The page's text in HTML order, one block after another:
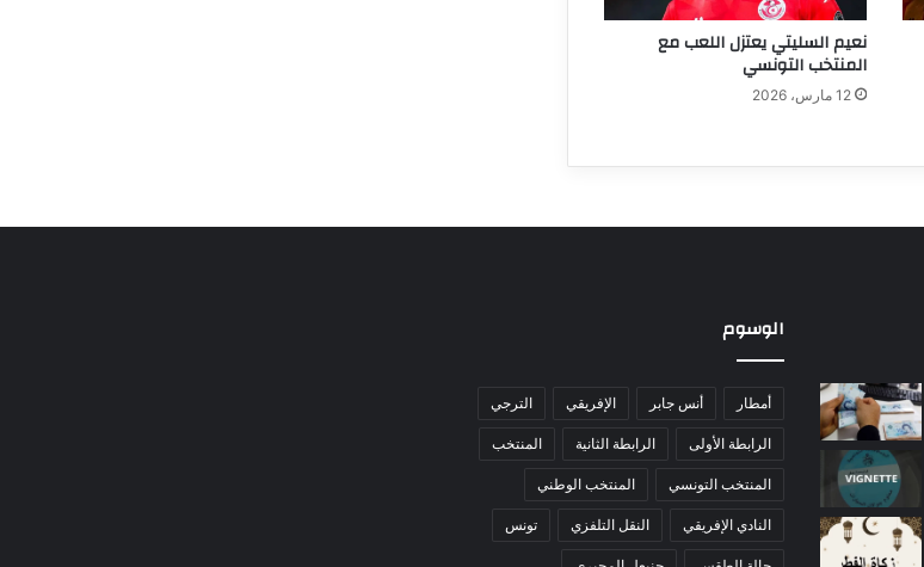
نعيم السليتي يعتزل اللعب مع
المنتخب التونسي
12 مارس، 2026
الوسوم
أمطار أنس جابر الإفريقي الترجي
الرابطة الأولى الرابطة الثانية المنتخب
المنتخب التونسي المنتخب الوطني
النادي الإفريقي النقل التلفزي تونس